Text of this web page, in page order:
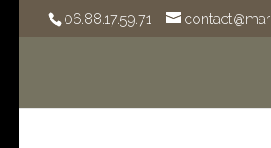
06.88.17.59.71